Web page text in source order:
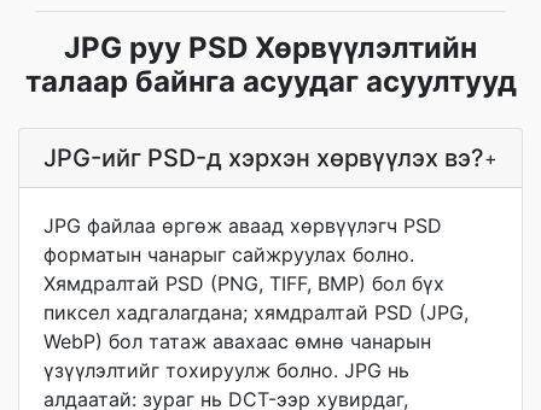
JPG руу PSD Хөрвүүлэлтийн
талаар байнга асуудаг асуултууд
JPG-ийг PSD-д хэрхэн хөрвүүлэх вэ?+
JPG файлаа өргөж аваад хөрвүүлэгч PSD
форматын чанарыг сайжруулах болно.
Хямдралтай PSD (PNG, TIFF, BMP) бол бүх
пиксел хадгалагдана; хямдралтай PSD (JPG,
WebP) бол татаж авахаас өмнө чанарын
үзүүлэлтийг тохируулж болно. JPG нь
алдаатай: зураг нь DCT-ээр хувирдаг,